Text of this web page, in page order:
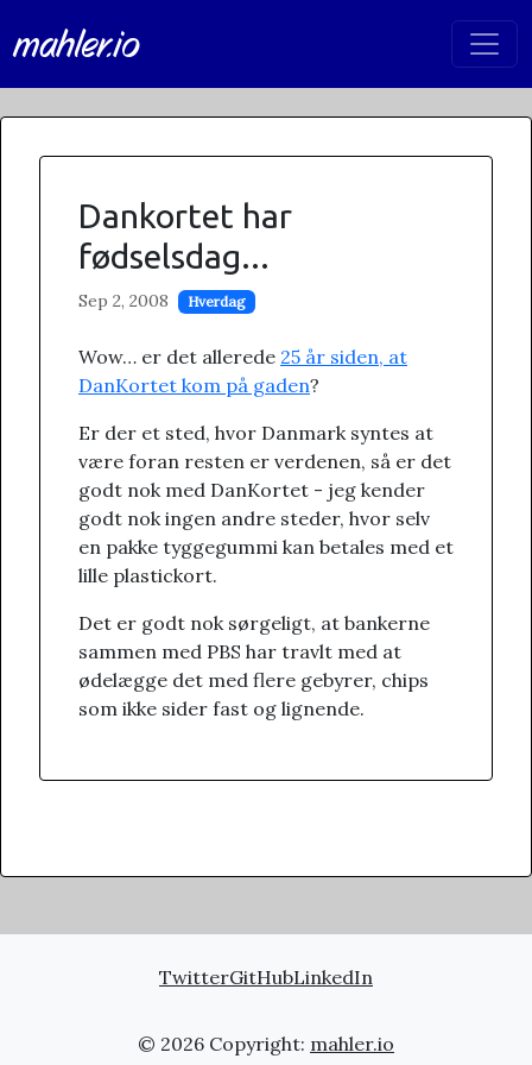
mahler.io
Dankortet har
fødselsdag...
Sep 2, 2008 Hverdag
Wow… er det allerede 25 år siden, at
DanKortet kom på gaden?
Er der et sted, hvor Danmark syntes at
være foran resten er verdenen, så er det
godt nok med DanKortet - jeg kender
godt nok ingen andre steder, hvor selv
en pakke tyggegummi kan betales med et
lille plastickort.
Det er godt nok sørgeligt, at bankerne
sammen med PBS har travlt med at
ødelægge det med flere gebyrer, chips
som ikke sider fast og lignende.
TwitterGitHubLinkedIn
© 2026 Copyright: mahler.io